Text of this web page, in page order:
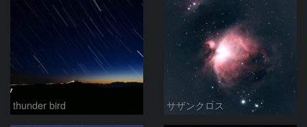
thunder bird サザンクロス